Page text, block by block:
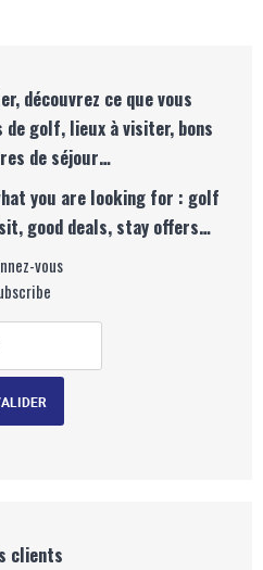
découvrez ce que vous
golf, lieux à visiter, bons
de séjour…
you are looking for : golf
good deals, stay offers…
vous
clients